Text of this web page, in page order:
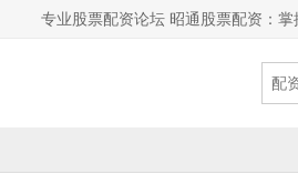
专业股票配资论坛 昭通股票配资：